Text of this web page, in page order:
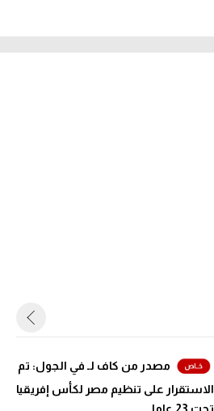
مصدر من كاف لـ في الجول: تم
الاستقرار على تنظيم مصر لكأس إفريقيا
تحت 23 عاما